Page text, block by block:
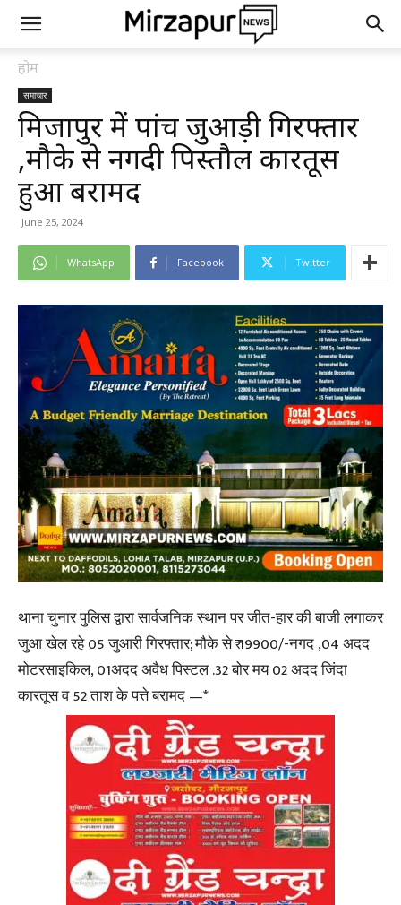
होम
समाचार
मिर्जापुर में पांच जुआड़ी गिरफ्तार
,मौके से नगदी पिस्तौल कारतूस
हुआ बरामद
June 25, 2024
WhatsApp Facebook Twitter
थाना चुनार पुलिस द्वारा सार्वजनिक स्थान पर जीत-हार की बाजी लगाकर
जुआ खेल रहे 05 जुआरी गिरफ्तार; मौके से ₹ 19900/-नगद ,04 अदद
मोटरसाइकिल, 01अदद अवैध पिस्टल .32 बोर मय 02 अदद जिंदा
कारतूस व 52 ताश के पत्ते बरामद —*